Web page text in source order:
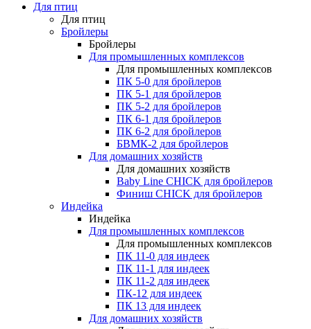
Для птиц
Для птиц
Бройлеры
Бройлеры
Для промышленных комплексов
Для промышленных комплексов
ПК 5-0 для бройлеров
ПК 5-1 для бройлеров
ПК 5-2 для бройлеров
ПК 6-1 для бройлеров
ПК 6-2 для бройлеров
БВМК-2 для бройлеров
Для домашних хозяйств
Для домашних хозяйств
Baby Line CHICK для бройлеров
Финиш CHICK для бройлеров
Индейка
Индейка
Для промышленных комплексов
Для промышленных комплексов
ПК 11-0 для индеек
ПК 11-1 для индеек
ПК 11-2 для индеек
ПК-12 для индеек
ПК 13 для индеек
Для домашних хозяйств